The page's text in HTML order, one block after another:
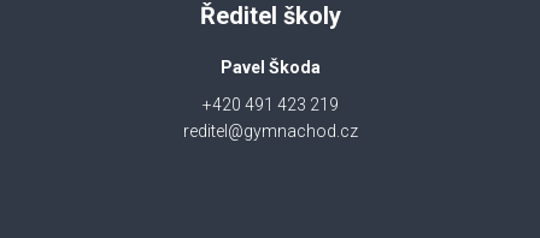
Ředitel školy
Pavel Škoda
+420 491 423 219
reditel@gymnachod.cz